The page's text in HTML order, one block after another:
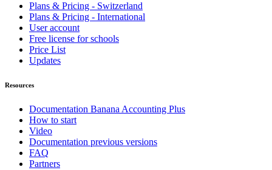
Plans & Pricing - Switzerland
Plans & Pricing - International
User account
Free license for schools
Price List
Updates
Resources
Documentation Banana Accounting Plus
How to start
Video
Documentation previous versions
FAQ
Partners